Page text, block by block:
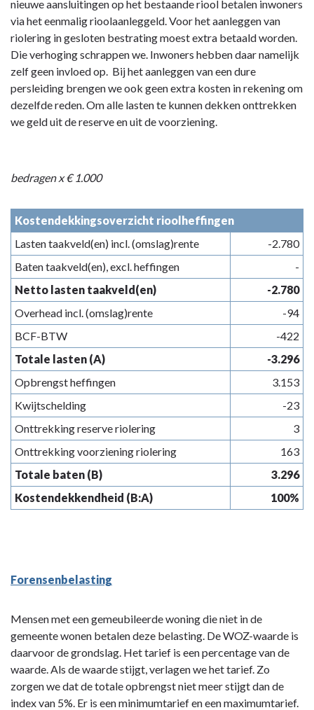
nieuwe aansluitingen op het bestaande riool betalen inwoners
via het eenmalig rioolaanleggeld. Voor het aanleggen van
riolering in gesloten bestrating moest extra betaald worden.
Die verhoging schrappen we. Inwoners hebben daar namelijk
zelf geen invloed op. Bij het aanleggen van een dure
persleiding brengen we ook geen extra kosten in rekening om
dezelfde reden. Om alle lasten te kunnen dekken onttrekken
we geld uit de reserve en uit de voorziening.
bedragen x € 1.000
Kostendekkingsoverzicht rioolheffingen
Lasten taakveld(en) incl. (omslag)rente
-2.780
Baten taakveld(en), excl. heffingen
-
Netto lasten taakveld(en)
-2.780
Overhead incl. (omslag)rente
-94
BCF-BTW
-422
Totale lasten (A)
-3.296
Opbrengst heffingen
3.153
Kwijtschelding
-23
Onttrekking reserve riolering
3
Onttrekking voorziening riolering
163
Totale baten (B)
3.296
Kostendekkendheid (B:A)
100%
Forensenbelasting
Mensen met een gemeubileerde woning die niet in de
gemeente wonen betalen deze belasting. De WOZ-waarde is
daarvoor de grondslag. Het tarief is een percentage van de
waarde. Als de waarde stijgt, verlagen we het tarief. Zo
zorgen we dat de totale opbrengst niet meer stijgt dan de
index van 5%. Er is een minimumtarief en een maximumtarief.